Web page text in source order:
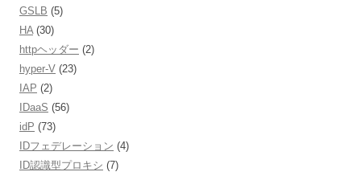
GSLB (5)
HA (30)
httpヘッダー (2)
hyper-V (23)
IAP (2)
IDaaS (56)
idP (73)
IDフェデレーション (4)
ID認識型プロキシ (7)